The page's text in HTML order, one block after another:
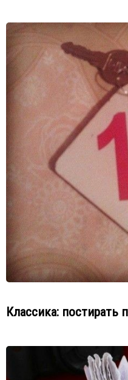
Классика: постирать